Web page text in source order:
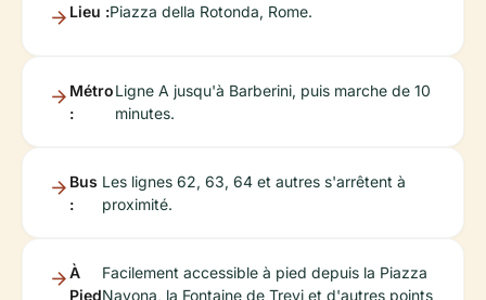
Lieu :Piazza della Rotonda, Rome.
Métro
:
Ligne A jusqu'à Barberini, puis marche de 10
minutes.
Bus
:
Les lignes 62, 63, 64 et autres s'arrêtent à
proximité.
À
Pied
Facilement accessible à pied depuis la Piazza
Navona, la Fontaine de Trevi et d'autres points